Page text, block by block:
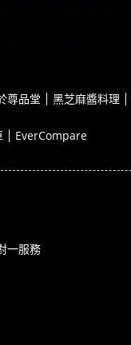
尊品堂 黑芝麻醬料理
EverCompare
一服務